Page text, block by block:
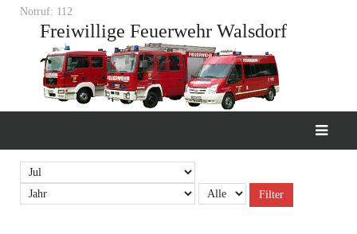
Notruf: 112
Freiwillige Feuerwehr Walsdorf
Filter